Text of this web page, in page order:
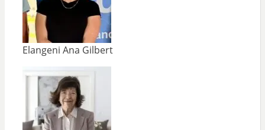
Elangeni Ana Gilbert